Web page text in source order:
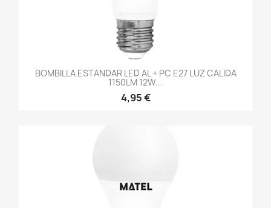
BOMBILLA ESTANDAR LED AL + PC E27 LUZ CALIDA
1150LM 12W...
4,95 €